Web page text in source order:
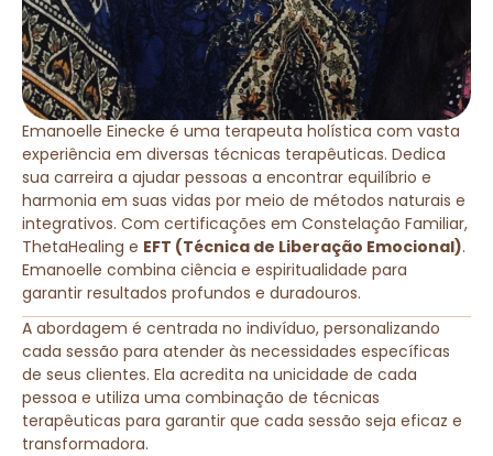
Emanoelle Einecke é uma terapeuta holística com vasta
experiência em diversas técnicas terapêuticas. Dedica
sua carreira a ajudar pessoas a encontrar equilíbrio e
harmonia em suas vidas por meio de métodos naturais e
integrativos. Com certificações em Constelação Familiar,
ThetaHealing e EFT (Técnica de Liberação Emocional).
Emanoelle combina ciência e espiritualidade para
garantir resultados profundos e duradouros.
A abordagem é centrada no indivíduo, personalizando
cada sessão para atender às necessidades específicas
de seus clientes. Ela acredita na unicidade de cada
pessoa e utiliza uma combinação de técnicas
terapêuticas para garantir que cada sessão seja eficaz e
transformadora.